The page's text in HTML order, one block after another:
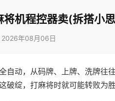
机程控器卖(拆搭小
2026年08月06日
自动，从码牌、上牌、洗牌往
绽，打麻将时就可能转败为胜